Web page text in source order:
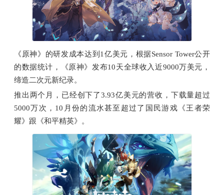
《原神》的研发成本达到1亿美元，根据Sensor Tower公开
的数据统计，《原神》发布10天全球收入近9000万美元，
缔造二次元新纪录。
推出两个月，已经创下了3.93亿美元的营收，下载量超过
5000万次，10月份的流水甚至超过了国民游戏《王者荣
耀》跟《和平精英》。